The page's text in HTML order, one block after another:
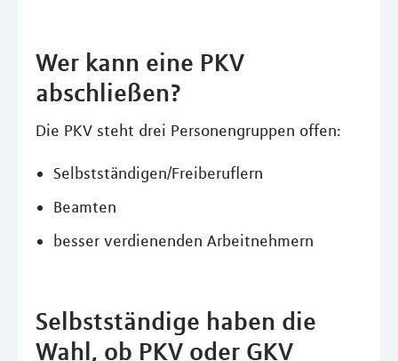
Wer kann eine PKV
abschließen?
Die PKV steht drei Personengruppen offen:
Selbstständigen/Freiberuflern
Beamten
besser verdienenden Arbeitnehmern
Selbstständige haben die
Wahl, ob PKV oder GKV